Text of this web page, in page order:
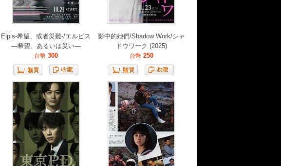
Elpis-希望、或者災難-/エルピス
―希望、あるいは災い―
台幣 300
影中的她們/Shadow Work/シャ
ドウワーク (2025)
台幣 250